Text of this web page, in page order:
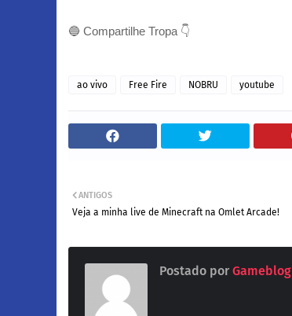
🔵 Compartilhe Tropa 👇
ao vivo Free Fire NOBRU youtube
ANTIGOS
Veja a minha live de Minecraft na Omlet Arcade!
Postado por Gameblog